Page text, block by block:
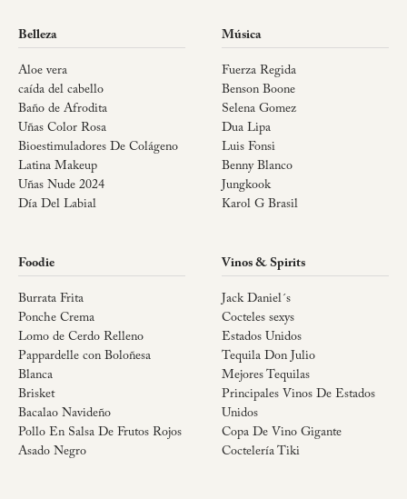
Belleza
Aloe vera
caída del cabello
Baño de Afrodita
Uñas Color Rosa
Bioestimuladores De Colágeno
Latina Makeup
Uñas Nude 2024
Día Del Labial
Música
Fuerza Regida
Benson Boone
Selena Gomez
Dua Lipa
Luis Fonsi
Benny Blanco
Jungkook
Karol G Brasil
Foodie
Burrata Frita
Ponche Crema
Lomo de Cerdo Relleno
Pappardelle con Boloñesa
Blanca
Brisket
Bacalao Navideño
Pollo En Salsa De Frutos Rojos
Asado Negro
Vinos & Spirits
Jack Daniel´s
Cocteles sexys
Estados Unidos
Tequila Don Julio
Mejores Tequilas
Principales Vinos De Estados
Unidos
Copa De Vino Gigante
Coctelería Tiki